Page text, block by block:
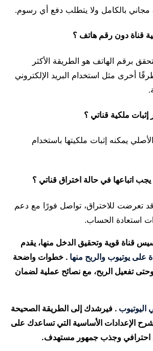
مجاني بالكامل ولا يتطلب دفع أي رسوم.
قناة دون رقم هاتف ؟
برقم الهاتف هو الطريقة الأكثر
أخرى مثل استخدام البريد الإلكتروني
ملكية قناتي ؟
يمكنه إثبات ملكيتها باستخدام
اتباعها في حالة اختراق قناتي ؟
تعرضت للاختراق، تواصل فورًا مع دعم
استعادة الحساب.
قناة قوية وتحقيق الدخل منها، يقدم
على يوتيوب والربح منها . خطوات واضحة
وحتى تفعيل الربح، مع نصائح عملية لضمان
اليوتيوب . فيرشدك إلى الطريقة الصحيحة
الإعدادات الأساسية التي تساعدك على
احترافي وجذب جمهور مستهدف.